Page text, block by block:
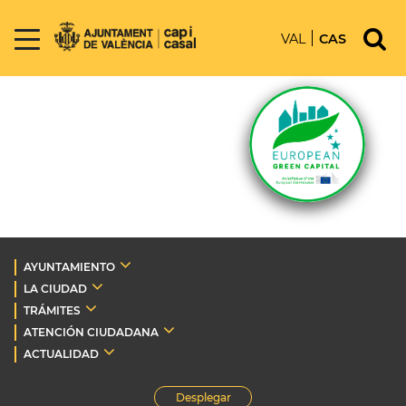
VAL CAS
AYUNTAMIENTO
LA CIUDAD
TRÁMITES
ATENCIÓN CIUDADANA
ACTUALIDAD
Desplegar